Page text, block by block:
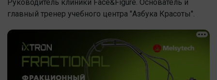
Руководитель клиники Face&Figure. Основатель и
главный тренер учебного центра "Азбука Красоты".